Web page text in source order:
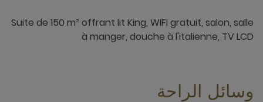
Suite de 150 m² offrant lit King, WIFI gratuit, salon, salle
à manger, douche à l'italienne, TV LCD
وسائل الراحة